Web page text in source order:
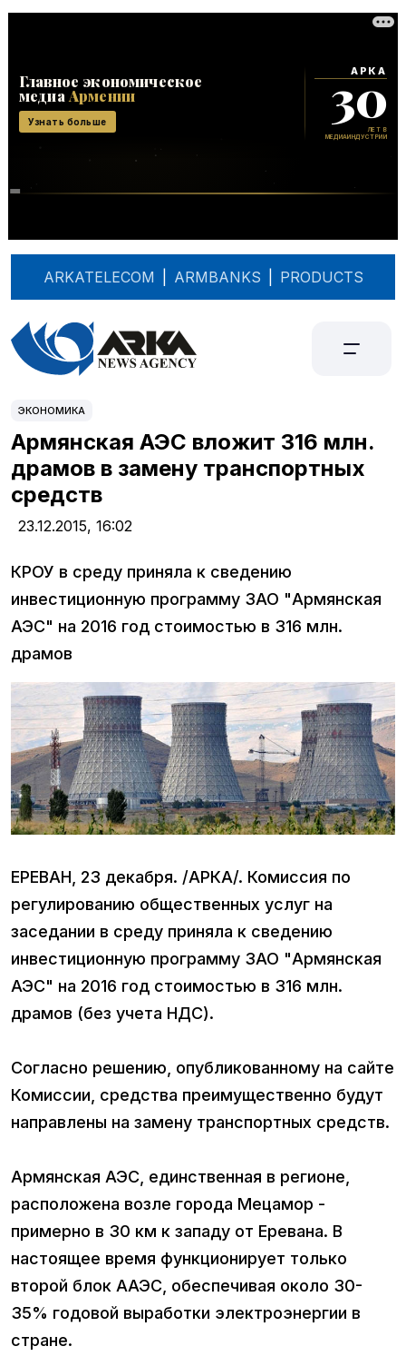
ARKATELECOM ARMBANKS PRODUCTS
ЭКОНОМИКА
Армянская АЭС вложит 316 млн.
драмов в замену транспортных
средств
23.12.2015, 16:02
КРОУ в среду приняла к сведению
инвестиционную программу ЗАО "Армянская
АЭС" на 2016 год стоимостью в 316 млн.
драмов
ЕРЕВАН, 23 декабря. /АРКА/. Комиссия по
регулированию общественных услуг на
заседании в среду приняла к сведению
инвестиционную программу ЗАО "Армянская
АЭС" на 2016 год стоимостью в 316 млн.
драмов (без учета НДС).
Согласно решению, опубликованному на сайте
Комиссии, средства преимущественно будут
направлены на замену транспортных средств.
Армянская АЭС, единственная в регионе,
расположена возле города Мецамор -
примерно в 30 км к западу от Еревана. В
настоящее время функционирует только
второй блок ААЭС, обеспечивая около 30-
35% годовой выработки электроэнергии в
стране.